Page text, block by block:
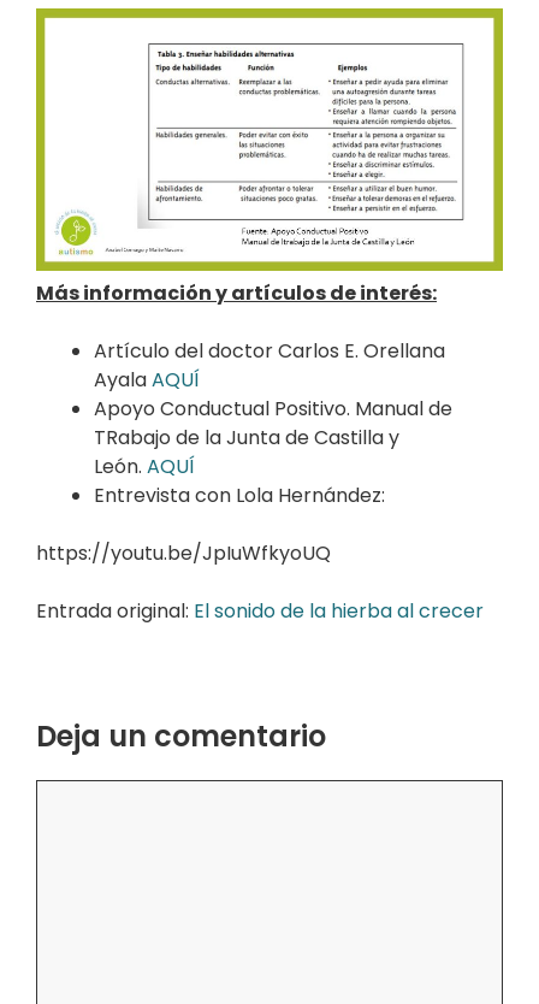
Más información y artículos de interés:
Artículo del doctor Carlos E. Orellana
AyalaAQUÍ
Apoyo Conductual Positivo. Manual de
TRabajo de la Junta de Castilla y
León. AQUÍ
Entrevista con Lola Hernández:
https://youtu.be/JpIuWfkyoUQ
Entrada original: El sonido de la hierba al crecer
Deja un comentario